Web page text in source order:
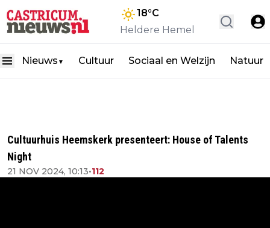
18°C
Heldere Hemel
Nieuws ▼ Cultuur Sociaal en Welzijn Natuur
Cultuurhuis Heemskerk presenteert: House of Talents
Night
21 NOV 2024, 10:13•112